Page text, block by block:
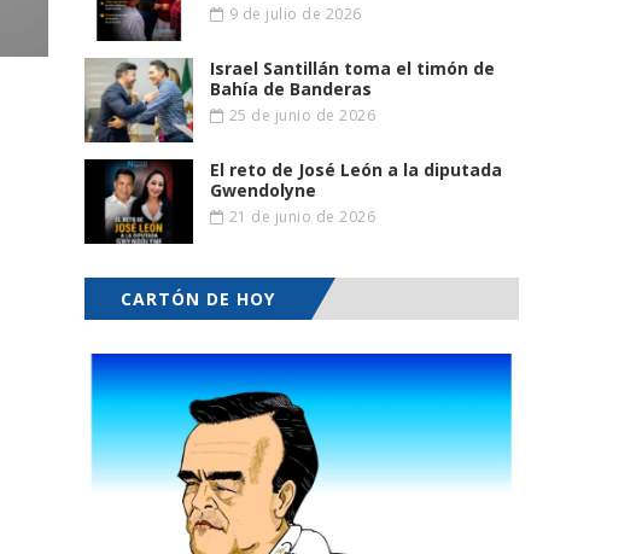
9 de julio de 2026
Israel Santillán toma el timón de
Bahía de Banderas
25 de junio de 2026
El reto de José León a la diputada
Gwendolyne
21 de junio de 2026
CARTÓN DE HOY